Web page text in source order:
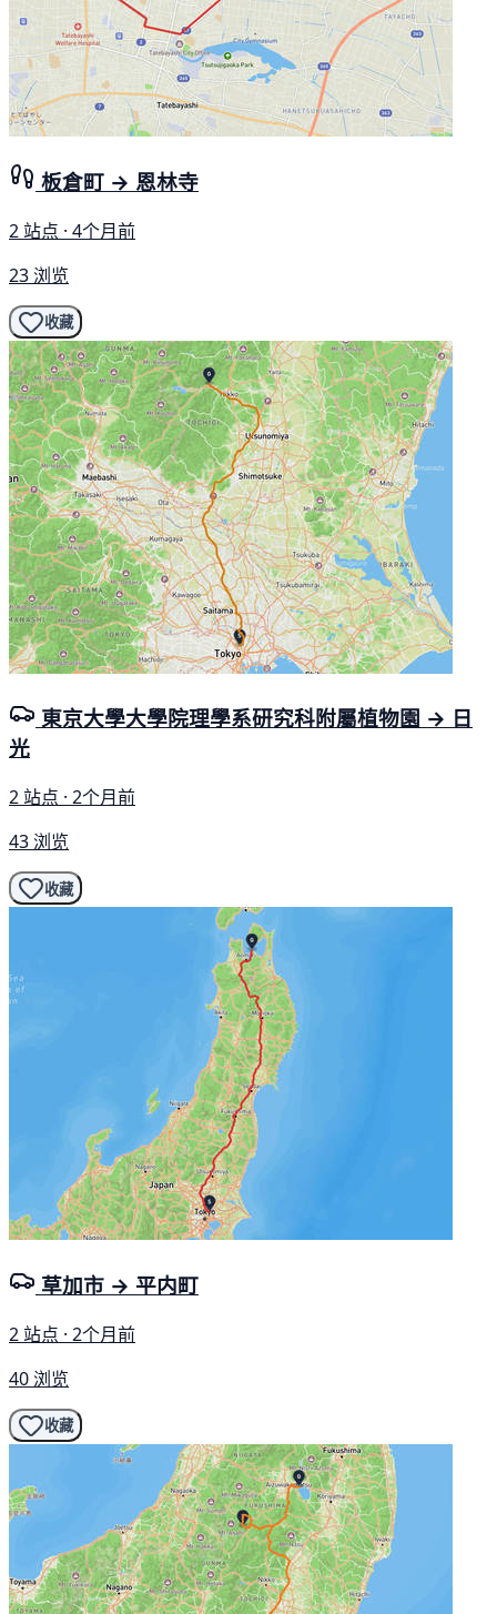
板倉町 → 恩林寺
2 站点 · 4个月前
23 浏览
收藏
東京大學大學院理學系研究科附屬植物園 → 日
光
2 站点 · 2个月前
43 浏览
收藏
草加市 → 平内町
2 站点 · 2个月前
40 浏览
收藏